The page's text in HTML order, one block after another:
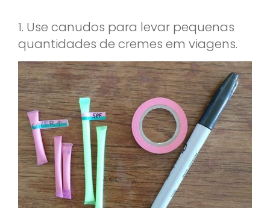
1. Use canudos para levar pequenas
quantidades de cremes em viagens.